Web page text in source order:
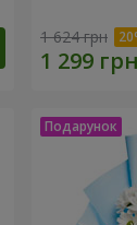
1 624 грн